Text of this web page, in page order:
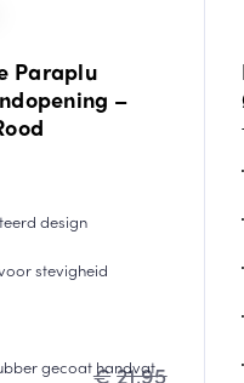
Paraplu
–
€ 21,95
Oorspronkelijke
Huidige
design
stevigheid
gecoat handvat